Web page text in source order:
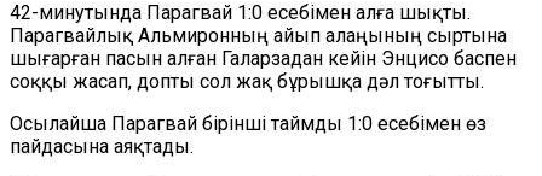
42-минутында Парагвай 1:0 есебімен алға шықты.
Парагвайлық Альмиронның айып алаңының сыртына
шығарған пасын алған Галарзадан кейін Энцисо баспен
соққы жасап, допты сол жақ бұрышқа дәл тоғытты.
Осылайша Парагвай бірінші таймды 1:0 есебімен өз
пайдасына аяқтады.